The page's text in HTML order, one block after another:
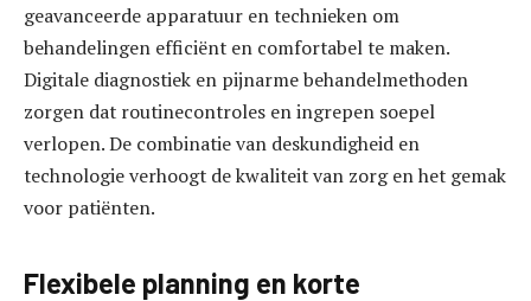
geavanceerde apparatuur en technieken om
behandelingen efficiënt en comfortabel te maken.
Digitale diagnostiek en pijnarme behandelmethoden
zorgen dat routinecontroles en ingrepen soepel
verlopen. De combinatie van deskundigheid en
technologie verhoogt de kwaliteit van zorg en het gemak
voor patiënten.
Flexibele planning en korte